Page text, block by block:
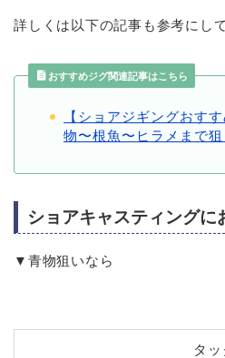
詳しくは以下の記事も参考にし
おすすめジグ関連記事はこちら
【ショアジギングおす
物〜根魚〜ヒラメまで狙
ショアキャスティングに
▼青物狙いなら
タ